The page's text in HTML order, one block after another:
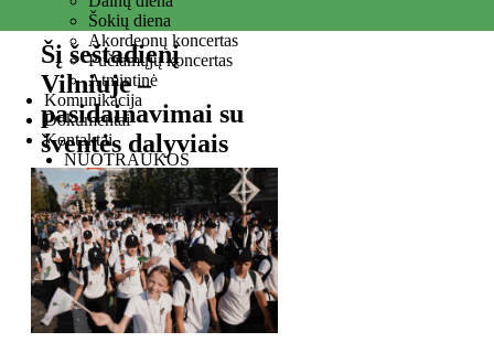
Šokių diena
Akordeonų koncertas
Pučiamųjų koncertas
Atmintinė
Komunikacija
Dokumentai
Kontaktai
NUOTRAUKOS
Šį šeštadienį
Vilniuje –
pasidainavimai su
šventės dalyviais